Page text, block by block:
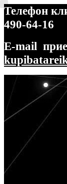
Телефон
490-64-16
E-mail
Перейти
навигации
Перейти
содержимому